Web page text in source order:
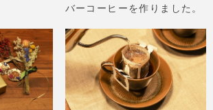
バーコーヒーを作りました。